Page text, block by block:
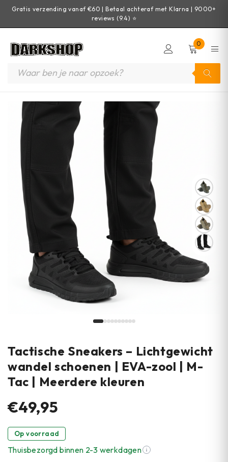
Gratis verzending vanaf €60 | Betaal achteraf met Klarna | 9000+
reviews (9.4) ⭐
0
Tactische Sneakers – Lichtgewicht
wandel schoenen | EVA-zool | M-
Tac | Meerdere kleuren
€49,95
Op voorraad
Thuisbezorgd binnen 2-3 werkdagen